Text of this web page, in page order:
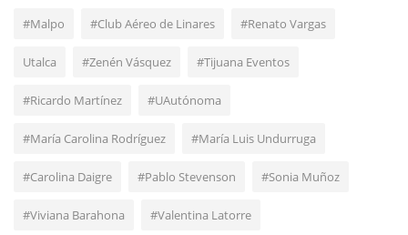
#Malpo #Club Aéreo de Linares #Renato Vargas
Utalca #Zenén Vásquez #Tijuana Eventos
#Ricardo Martínez #UAutónoma
#María Carolina Rodríguez #María Luis Undurruga
#Carolina Daigre #Pablo Stevenson #Sonia Muñoz
#Viviana Barahona #Valentina Latorre